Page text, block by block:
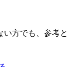
い方でも、参考と